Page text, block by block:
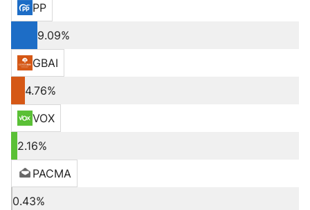
PP
9.09%
GBAI
4.76%
VOX
2.16%
PACMA
0.43%